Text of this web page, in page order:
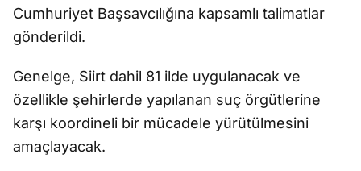
Cumhuriyet Başsavcılığına kapsamlı talimatlar
gönderildi.
Genelge, Siirt dahil 81 ilde uygulanacak ve
özellikle şehirlerde yapılanan suç örgütlerine
karşı koordineli bir mücadele yürütülmesini
amaçlayacak.